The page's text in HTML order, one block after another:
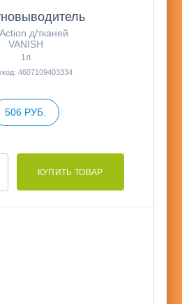
д/тканей
VANISH
1л
4607109403334
506 РУБ.